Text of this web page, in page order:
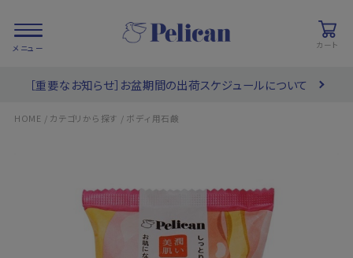
カート
PRODUCTS / 商品を探す
［重要なお知らせ］お盆期間の出荷スケジュールについて
HOME / カテゴリから探す / ボディ用石鹸